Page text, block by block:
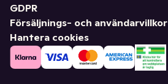
GDPR
Försäljnings- och användarvillkor
Hantera cookies